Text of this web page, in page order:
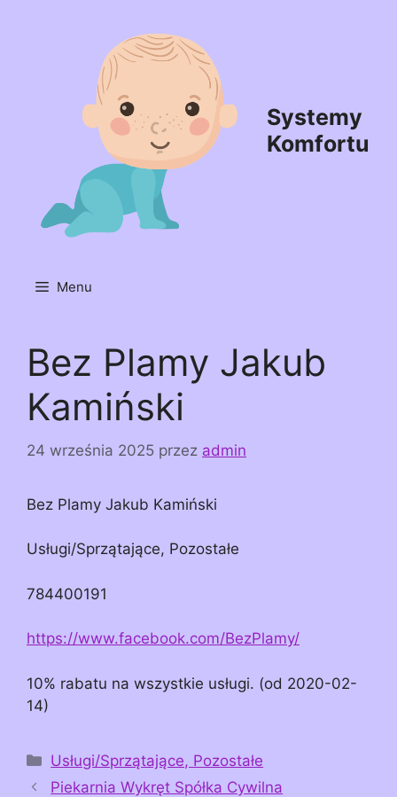
Systemy
Komfortu
Menu
Bez Plamy Jakub
Kamiński
24 września 2025 przez admin
Bez Plamy Jakub Kamiński
Usługi/Sprzątające, Pozostałe
784400191
https://www.facebook.com/BezPlamy/
10% rabatu na wszystkie usługi. (od 2020-02-
14)
Kategorie
Usługi/Sprzątające, Pozostałe
Piekarnia Wykręt Spółka Cywilna